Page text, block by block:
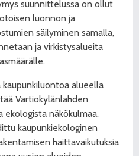
suunnittelussa on ollut
luonnon ja
säilyminen samalla,
ja virkistysalueita
alueella
Vartiokylänlahden
ekologista näkökulmaa.
kaupunkiekologinen
haittavaikutuksia